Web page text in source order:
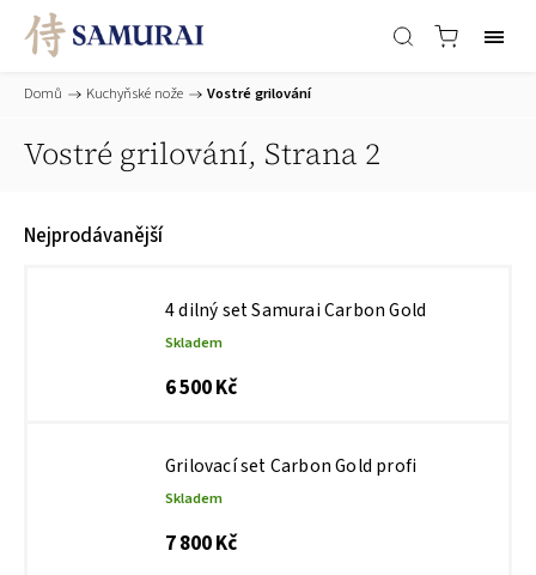
Domů / Kuchyňské nože / Vostré grilování
Vostré grilování, Strana 2
Nejprodávanější
4 dilný set Samurai Carbon Gold
Skladem
6 500 Kč
Grilovací set Carbon Gold profi
Skladem
7 800 Kč